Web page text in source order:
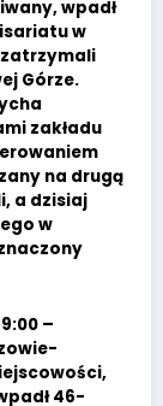
wpadł
w
zatrzymali
Górze.
zakładu
na drugą
a dzisiaj
w
–
46-